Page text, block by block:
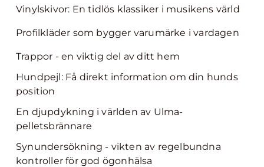
Vinylskivor: En tidlös klassiker i musikens värld
Profilkläder som bygger varumärke i vardagen
Trappor - en viktig del av ditt hem
Hundpejl: Få direkt information om din hunds
position
En djupdykning i världen av Ulma-
pelletsbrännare
Synundersökning - vikten av regelbundna
kontroller för god ögonhälsa